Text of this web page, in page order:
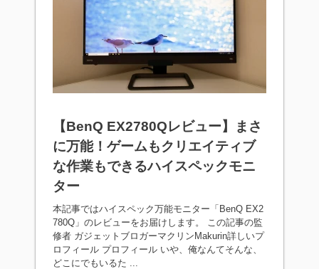
【BenQ EX2780Qレビュー】まさ
に万能！ゲームもクリエイティブ
な作業もできるハイスペックモニ
ター
本記事ではハイスペック万能モニター「BenQ EX2
780Q」のレビューをお届けします。 この記事の監
修者 ガジェットブロガーマクリンMakurin詳しいプ
ロフィール プロフィール いや、俺なんてそんな、
どこにでもいるた ...